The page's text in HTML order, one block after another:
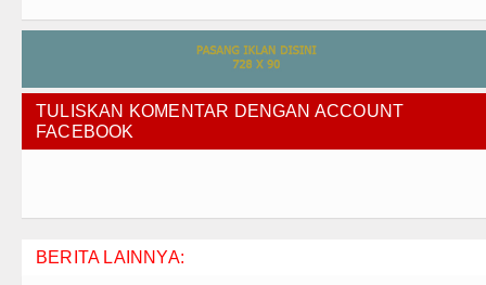
TULISKAN KOMENTAR DENGAN ACCOUNT
FACEBOOK
BERITA LAINNYA: